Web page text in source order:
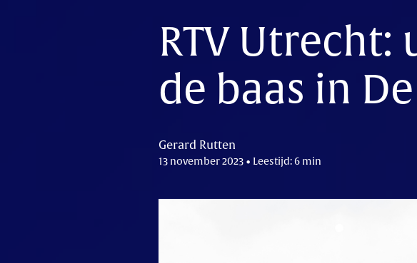
RTV
de baas in
Gerard Rutten
13 november 2023 • Leestijd: 6 min